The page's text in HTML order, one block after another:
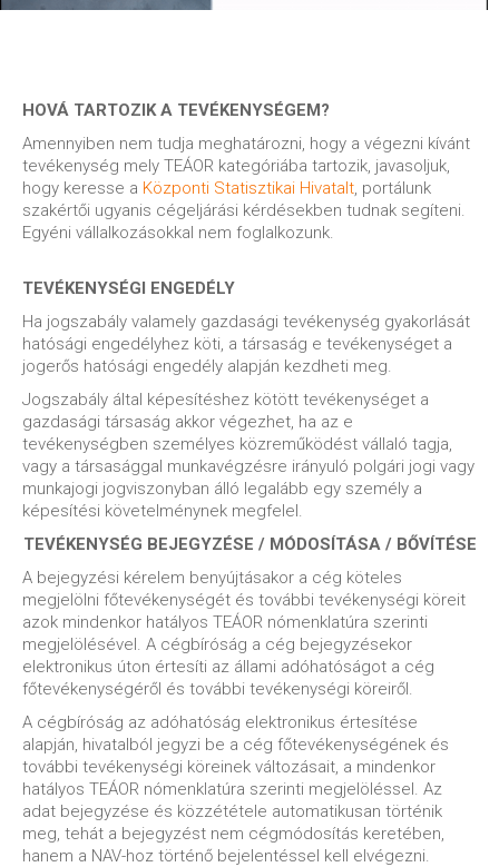
HOVÁ TARTOZIK A TEVÉKENYSÉGEM?
Amennyiben nem tudja meghatározni, hogy a végezni kívánt
tevékenység mely TEÁOR kategóriába tartozik, javasoljuk,
hogy keresse a Központi Statisztikai Hivatalt , portálunk
szakértői ugyanis cégeljárási kérdésekben tudnak segíteni.
Egyéni vállalkozásokkal nem foglalkozunk.
TEVÉKENYSÉGI ENGEDÉLY
Ha jogszabály valamely gazdasági tevékenység gyakorlását
hatósági engedélyhez köti, a társaság e tevékenységet a
jogerős hatósági engedély alapján kezdheti meg.
Jogszabály által képesítéshez kötött tevékenységet a
gazdasági társaság akkor végezhet, ha az e
tevékenységben személyes közreműködést vállaló tagja,
vagy a társasággal munkavégzésre irányuló polgári jogi vagy
munkajogi jogviszonyban álló legalább egy személy a
képesítési követelménynek megfelel.
TEVÉKENYSÉG BEJEGYZÉSE / MÓDOSÍTÁSA / BŐVÍTÉSE
A bejegyzési kérelem benyújtásakor a cég köteles
megjelölni főtevékenységét és további tevékenységi köreit
azok mindenkor hatályos TEÁOR nómenklatúra szerinti
megjelölésével. A cégbíróság a cég bejegyzésekor
elektronikus úton értesíti az állami adóhatóságot a cég
főtevékenységéről és további tevékenységi köreiről.
A cégbíróság az adóhatóság elektronikus értesítése
alapján, hivatalból jegyzi be a cég főtevékenységének és
további tevékenységi köreinek változásait, a mindenkor
hatályos TEÁOR nómenklatúra szerinti megjelöléssel. Az
adat bejegyzése és közzététele automatikusan történik
meg, tehát a bejegyzést nem cégmódosítás keretében,
hanem a NAV-hoz történő bejelentéssel kell elvégezni.